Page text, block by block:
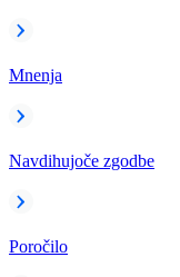
Mnenja
Navdihujoče zgodbe
Poročilo